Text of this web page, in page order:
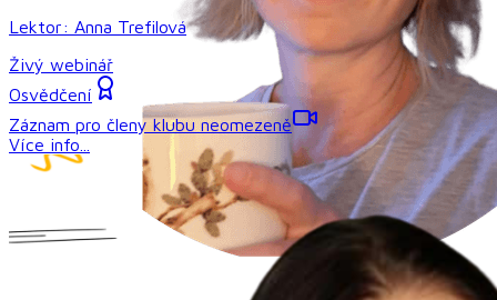
Lektor: Anna Trefilová
Živý webinář
Osvědčení
Záznam pro členy klubu neomezeně
Více info...